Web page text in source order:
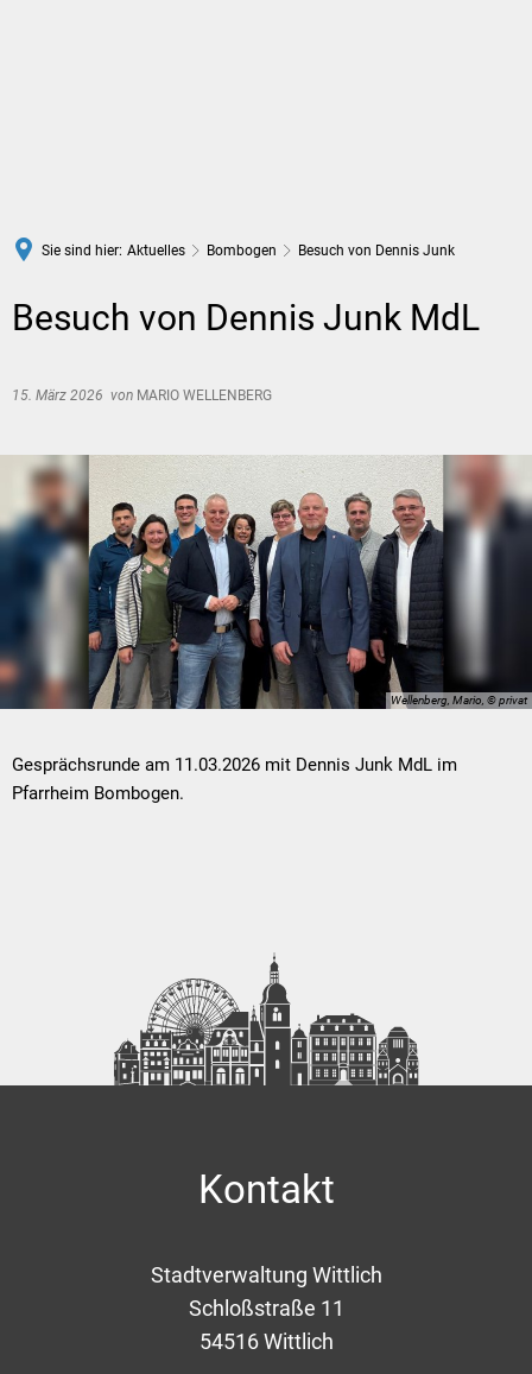
Sie sind hier: Aktuelles Bombogen Besuch von Dennis Junk
Besuch von Dennis Junk MdL
15. März 2026 von MARIO WELLENBERG
Wellenberg, Mario, © privat
Gesprächsrunde am 11.03.2026 mit Dennis Junk MdL im
Pfarrheim Bombogen.
Kontakt
Stadtverwaltung Wittlich
Schloßstraße 11
54516 Wittlich